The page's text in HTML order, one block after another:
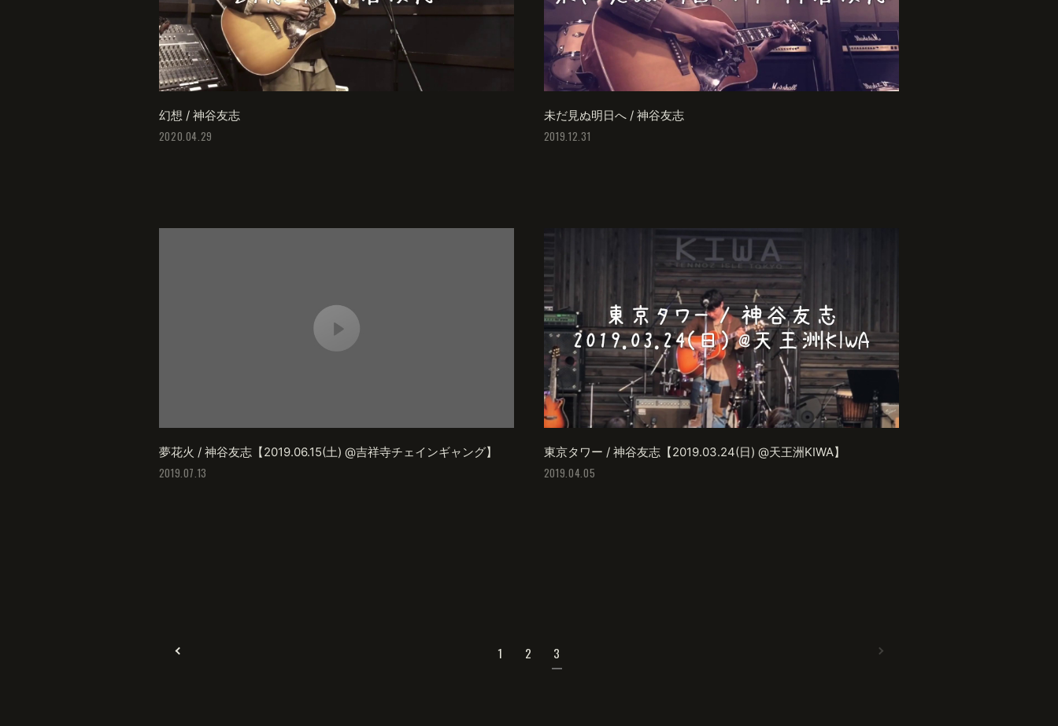
幻想 / 神谷友志
2020.04.29
未だ見ぬ明日へ / 神谷友志
2019.12.31
夢花火 / 神谷友志【2019.06.15(土) @吉祥寺チェインギャング】
2019.07.13
東京タワー / 神谷友志【2019.03.24(日) @天王洲KIWA】
2019.04.05
1 2 3